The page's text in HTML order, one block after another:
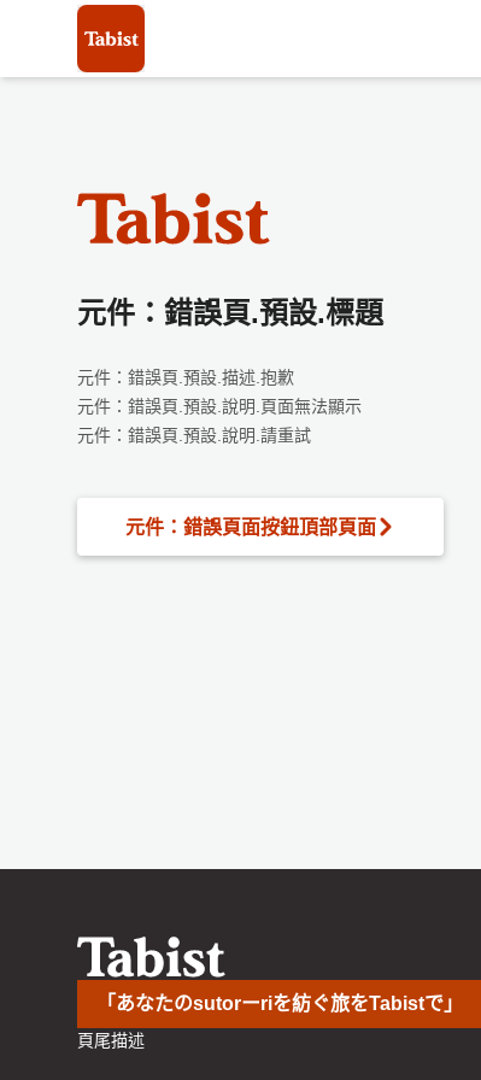
元件：錯誤頁.預設.標題
元件：錯誤頁.預設.描述.抱歉
元件：錯誤頁.預設.說明.頁面無法顯示
元件：錯誤頁.預設.說明.請重試
元件：錯誤頁面按鈕頂部頁面
「あなたのsutorーriを紡ぐ旅をTabistで」
頁尾描述